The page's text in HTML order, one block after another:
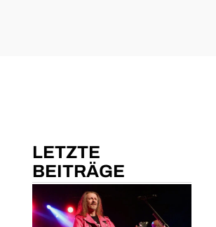
LETZTE
BEITRÄGE